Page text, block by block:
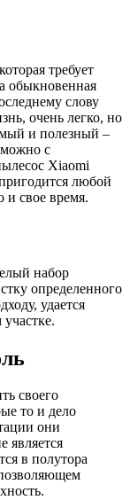
требует
обыкновенная
слову
очень легко, но
и полезный –
можно с
Xiaomi
любой
и свое время.
набор
определенного
удается
своего
то и дело
они
является
в полутора